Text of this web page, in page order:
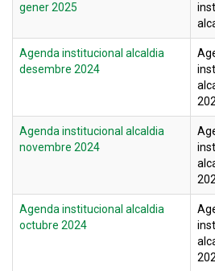
gener 2025
Agenda institucional alcaldia
desembre 2024
Agenda institucional alcaldia
novembre 2024
Agenda institucional alcaldia
octubre 2024